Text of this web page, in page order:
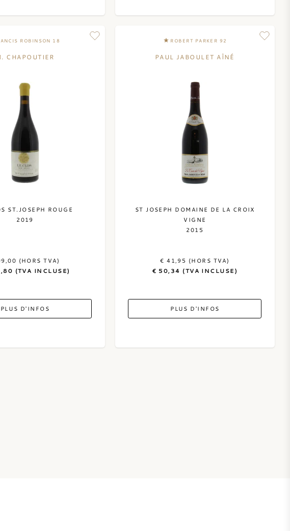
ROBINSON 18
CHAPOUTIER
ST.JOSEPH ROUGE
2019
(HORS TVA)
(TVA INCLUSE)
PLUS D'INFOS
ROBERT PARKER 92
PAUL JABOULET AÎNÉ
ST JOSEPH DOMAINE DE LA CROIX
VIGNE
2015
€ 41,95 (HORS TVA)
€ 50,34 (TVA INCLUSE)
PLUS D'INFOS